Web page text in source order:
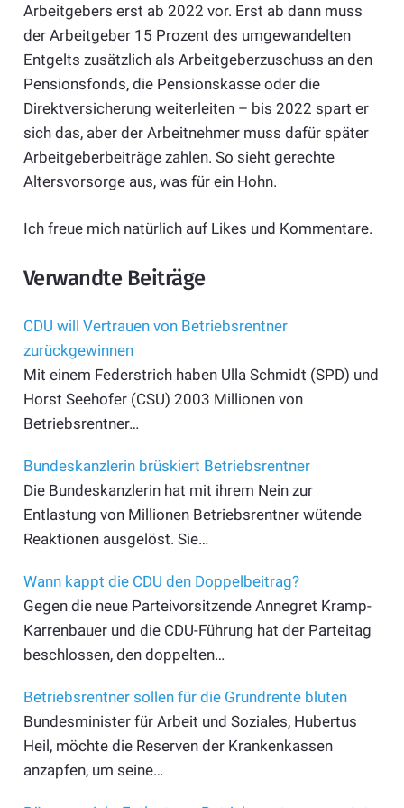
Arbeitgebers erst ab 2022 vor. Erst ab dann muss
der Arbeitgeber 15 Prozent des umgewandelten
Entgelts zusätzlich als Arbeitgeberzuschuss an den
Pensionsfonds, die Pensionskasse oder die
Direktversicherung weiterleiten – bis 2022 spart er
sich das, aber der Arbeitnehmer muss dafür später
Arbeitgeberbeiträge zahlen. So sieht gerechte
Altersvorsorge aus, was für ein Hohn.
Ich freue mich natürlich auf Likes und Kommentare.
Verwandte Beiträge
CDU will Vertrauen von Betriebsrentner
zurückgewinnen
Mit einem Federstrich haben Ulla Schmidt (SPD) und
Horst Seehofer (CSU) 2003 Millionen von
Betriebsrentner…
Bundeskanzlerin brüskiert Betriebsrentner
Die Bundeskanzlerin hat mit ihrem Nein zur
Entlastung von Millionen Betriebsrentner wütende
Reaktionen ausgelöst. Sie…
Wann kappt die CDU den Doppelbeitrag?
Gegen die neue Parteivorsitzende Annegret Kramp-
Karrenbauer und die CDU-Führung hat der Parteitag
beschlossen, den doppelten…
Betriebsrentner sollen für die Grundrente bluten
Bundesminister für Arbeit und Soziales, Hubertus
Heil, möchte die Reserven der Krankenkassen
anzapfen, um seine…